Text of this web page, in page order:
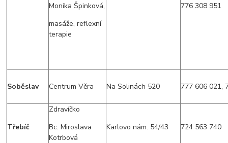
Monika Špinková,
masáže, reflexní
terapie
776 308 951
Soběslav Centrum Věra Na Solinách 520 777 606 021,
Třebíč
Zdravíčko
Bc. Miroslava
Kotrbová
Karlovo nám. 54/43 724 563 740